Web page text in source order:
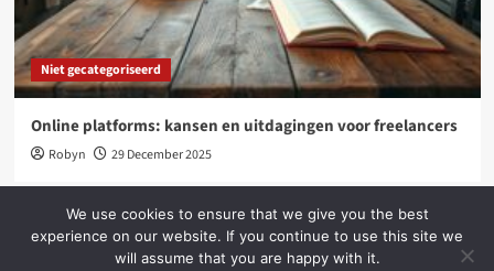
Niet gecategoriseerd
Online platforms: kansen en uitdagingen voor freelancers
Robyn 29 December 2025
Copyright © All rights reserved.|CoverNews
We use cookies to ensure that we give you the best
experience on our website. If you continue to use this site we
will assume that you are happy with it.